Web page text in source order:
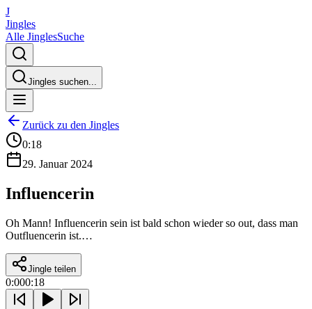
J
Jingles
Alle JinglesSuche
Jingles suchen...
Zurück zu den Jingles
0:18
29. Januar 2024
Influencerin
Oh Mann! Influencerin sein ist bald schon wieder so out, dass man
Outfluencerin ist.…
Jingle teilen
0:000:18